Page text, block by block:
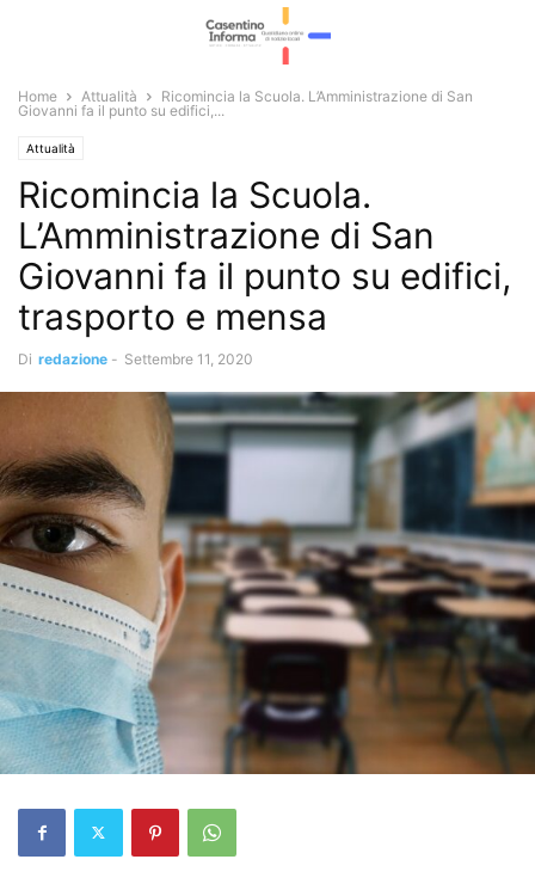
Home Attualità
Ricomincia la Scuola. L’Amministrazione di San
Giovanni fa il punto su edifici,...
Attualità
Ricomincia la Scuola.
L’Amministrazione di San
Giovanni fa il punto su edifici,
trasporto e mensa
Di redazione - Settembre 11, 2020